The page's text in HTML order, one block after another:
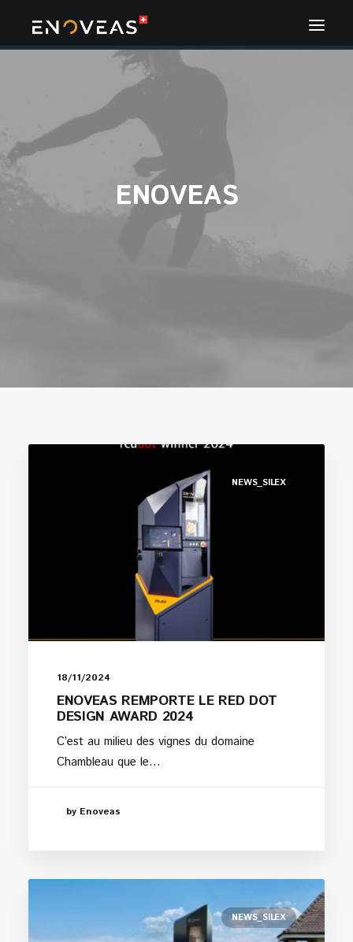
ENOVEAS
NEWS_SILEX
18/11/2024
ENOVEAS REMPORTE LE RED DOT
DESIGN AWARD 2024
C’est au milieu des vignes du domaine
Chambleau que le…
by Enoveas
NEWS_SILEX